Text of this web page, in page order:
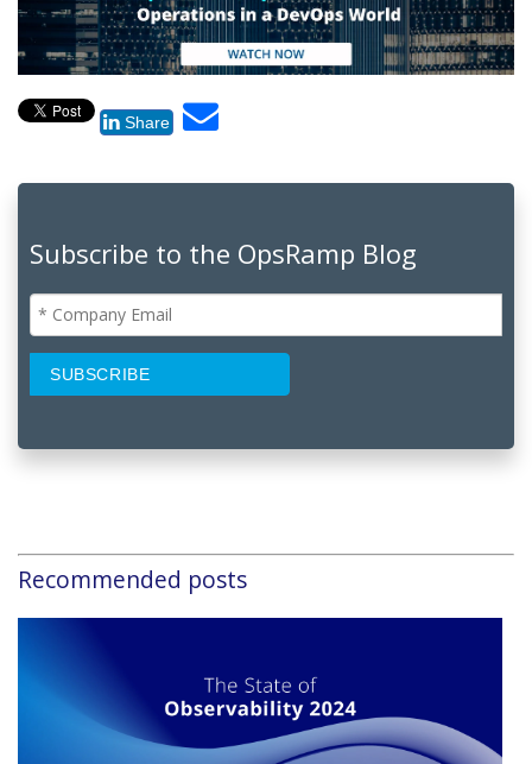
Share
Subscribe to the OpsRamp Blog
Recommended posts